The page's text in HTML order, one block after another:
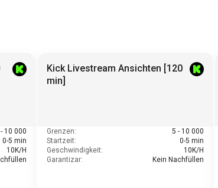
10 000
0-5 min
10K/H
Kick Livestream Ansichten [120
min]
Grenzen:
5 - 10 000
Startzeit:
0-5 min
Geschwindigkeit:
10K/H
Garantizar:
Kein Nachfüllen